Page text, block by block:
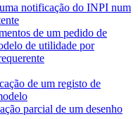
notificação do INPI num
de um pedido de
de utilidade por
de um registo de
parcial de um desenho